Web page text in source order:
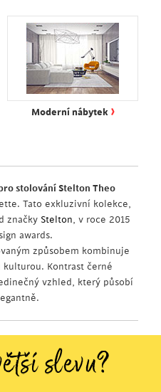
Moderní nábytek ›
stolování Stelton Theo
Tato exkluzivní kolekce,
značky Stelton, v roce 2015
awards.
způsobem kombinuje
kulturou. Kontrast černé
vzhled, který působí
slevu?